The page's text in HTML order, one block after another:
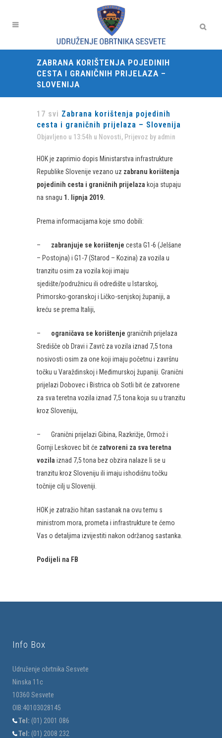
ZABRANA KORIŠTENJA POJEDINIH
CESTA I GRANIČNIH PRIJELAZA –
SLOVENIJA
17 svi Zabrana korištenja pojedinih
cesta i graničnih prijelaza – Slovenija
Objavljeno u 13:54h u Novosti, Prijevoz by admin
HOK je zaprimio dopis Ministarstva infrastrukture
Republike Slovenije vezano uz zabranu korištenja
pojedinih cesta i graničnih prijelaza koja stupaju
na snagu 1. lipnja 2019.
Prema informacijama koje smo dobili:
– zabranjuje se korištenje cesta G1-6 (Jelšane
– Postojna) i G1-7 (Starod – Kozina) za vozila u
tranzitu osim za vozila koji imaju
sjedište/podružnicu ili odredište u Istarskoj,
Primorsko-goranskoj i Ličko-senjskoj županiji, a
kreću se prema Italiji,
– ograničava se korištenje graničnih prijelaza
Središče ob Dravi i Zavrč za vozila iznad 7,5 tona
nosivosti osim za one koji imaju početnu i završnu
točku u Varaždinskoj i Međimurskoj županiji. Granični
prijelazi Dobovec i Bistrica ob Sotli bit će zatvorene
za sva teretna vozila iznad 7,5 tona koja su u tranzitu
kroz Sloveniju,
– Granični prijelazi Gibina, Razkrižje, Ormož i
Gornji Leskovec bit će zatvoreni za sva teretna
vozila iznad 7,5 tona bez obzira nalaze li se u
tranzitu kroz Sloveniju ili imaju ishodišnu točku
točnije cilj u Sloveniji.
HOK je zatražio hitan sastanak na ovu temu s
ministrom mora, prometa i infrastrukture te ćemo
Vas o detaljima izvijestiti nakon održanog sastanka.
Podijeli na FB
Info Box
Udruženje obrtnika Sesvete
Ninska 11c
10360 Sesvete
OIB:40103028145
Tel: (01) 2001 086
Tel: (01) 2008 232